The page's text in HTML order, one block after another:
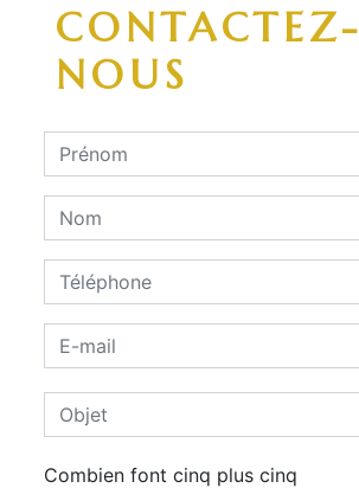
CONTACTEZ-
NOUS
Combien font cinq plus cinq